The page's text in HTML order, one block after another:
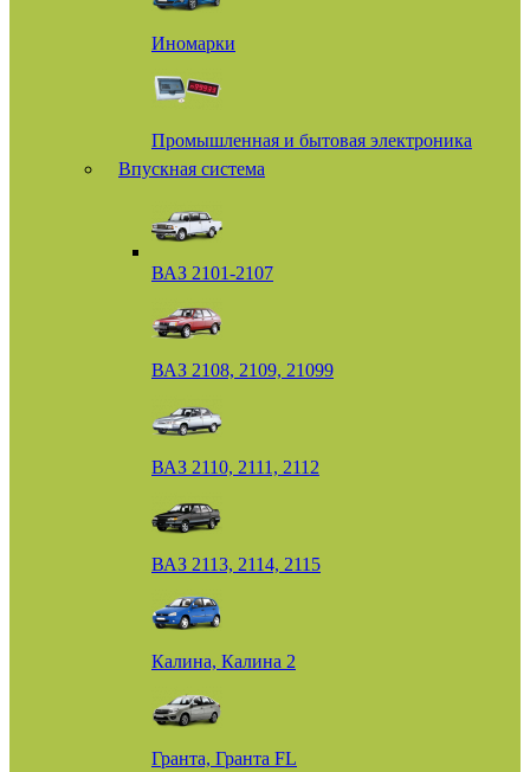
Иномарки
Промышленная и бытовая электроника
Впускная система
ВАЗ 2101-2107
ВАЗ 2108, 2109, 21099
ВАЗ 2110, 2111, 2112
ВАЗ 2113, 2114, 2115
Калина, Калина 2
Гранта, Гранта FL